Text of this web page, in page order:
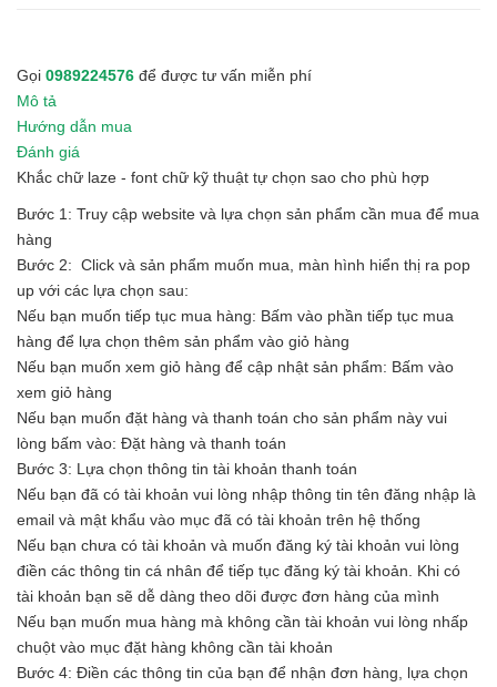
Gọi 0989224576 để được tư vấn miễn phí
Mô tả
Hướng dẫn mua
Đánh giá
Khắc chữ laze - font chữ kỹ thuật tự chọn sao cho phù hợp
Bước 1: Truy cập website và lựa chọn sản phẩm cần mua để mua
hàng
Bước 2: Click và sản phẩm muốn mua, màn hình hiển thị ra pop
up với các lựa chọn sau:
Nếu bạn muốn tiếp tục mua hàng: Bấm vào phần tiếp tục mua
hàng để lựa chọn thêm sản phẩm vào giỏ hàng
Nếu bạn muốn xem giỏ hàng để cập nhật sản phẩm: Bấm vào
xem giỏ hàng
Nếu bạn muốn đặt hàng và thanh toán cho sản phẩm này vui
lòng bấm vào: Đặt hàng và thanh toán
Bước 3: Lựa chọn thông tin tài khoản thanh toán
Nếu bạn đã có tài khoản vui lòng nhập thông tin tên đăng nhập là
email và mật khẩu vào mục đã có tài khoản trên hệ thống
Nếu bạn chưa có tài khoản và muốn đăng ký tài khoản vui lòng
điền các thông tin cá nhân để tiếp tục đăng ký tài khoản. Khi có
tài khoản bạn sẽ dễ dàng theo dõi được đơn hàng của mình
Nếu bạn muốn mua hàng mà không cần tài khoản vui lòng nhấp
chuột vào mục đặt hàng không cần tài khoản
Bước 4: Điền các thông tin của bạn để nhận đơn hàng, lựa chọn